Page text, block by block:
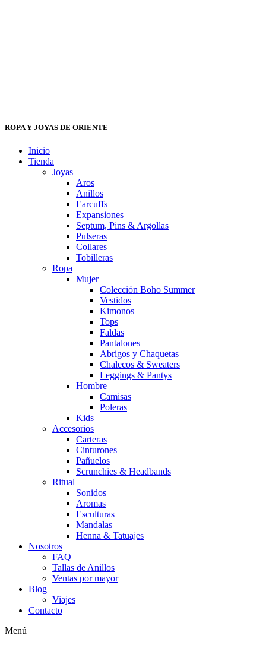
ROPA Y JOYAS DE ORIENTE
Inicio
Tienda
Joyas
Aros
Anillos
Earcuffs
Expansiones
Septum, Pins & Argollas
Pulseras
Collares
Tobilleras
Ropa
Mujer
Colección Boho Summer
Vestidos
Kimonos
Tops
Faldas
Pantalones
Abrigos y Chaquetas
Chalecos & Sweaters
Leggings & Pantys
Hombre
Camisas
Poleras
Kids
Accesorios
Carteras
Cinturones
Pañuelos
Scrunchies & Headbands
Ritual
Sonidos
Aromas
Esculturas
Mandalas
Henna & Tatuajes
Nosotros
FAQ
Tallas de Anillos
Ventas por mayor
Blog
Viajes
Contacto
Menú